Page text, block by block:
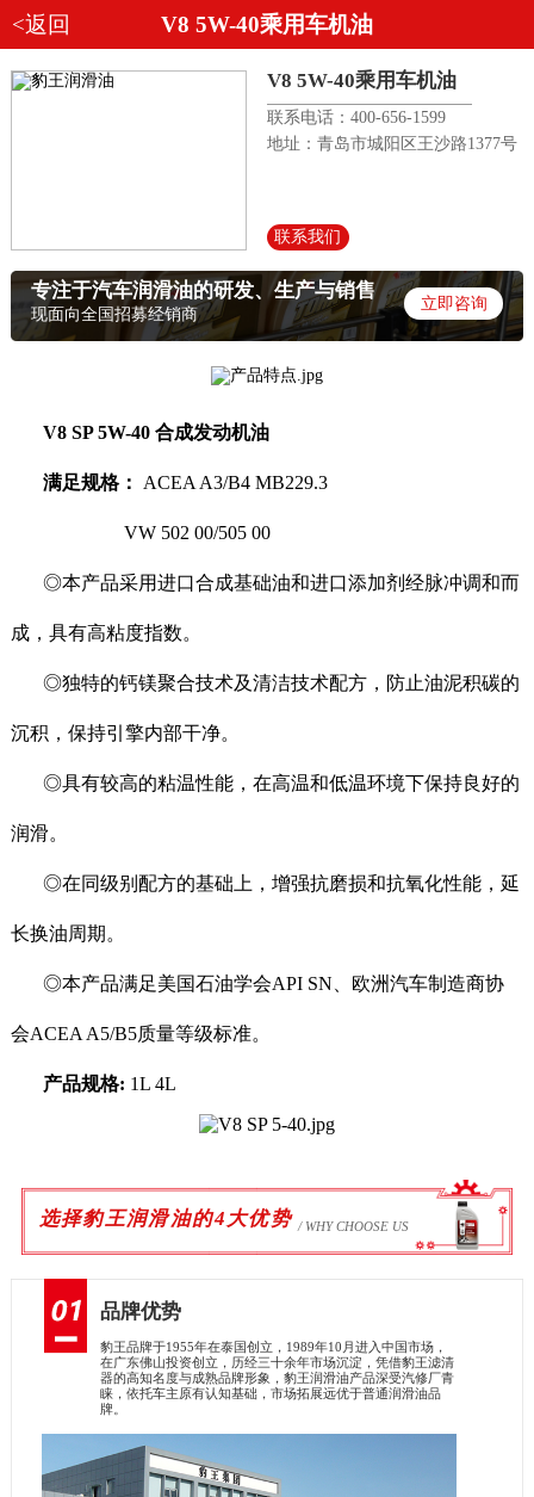
<返回 V8 5W-40乘用车机油
V8 5W-40乘用车机油
联系电话：400-656-1599
地址：青岛市城阳区王沙路1377号
联系我们
专注于汽车润滑油的研发、生产与销售
现面向全国招募经销商
立即咨询
V8 SP 5W-40 合成发动机油
满足规格： ACEA A3/B4 MB229.3
VW 502 00/505 00
◎本产品采用进口合成基础油和进口添加剂经脉冲调和而
成，具有高粘度指数。
◎独特的钙镁聚合技术及清洁技术配方，防止油泥积碳的
沉积，保持引擎内部干净。
◎具有较高的粘温性能，在高温和低温环境下保持良好的
润滑。
◎在同级别配方的基础上，增强抗磨损和抗氧化性能，延
长换油周期。
◎本产品满足美国石油学会API SN、欧洲汽车制造商协
会ACEA A5/B5质量等级标准。
产品规格: 1L 4L
选择豹王润滑油的4大优势 / WHY CHOOSE US
品牌优势
豹王品牌于1955年在泰国创立，1989年10月进入中国市场，
在广东佛山投资创立，历经三十余年市场沉淀，凭借豹王滤清
器的高知名度与成熟品牌形象，豹王润滑油产品深受汽修厂青
睐，依托车主原有认知基础，市场拓展远优于普通润滑油品
牌。